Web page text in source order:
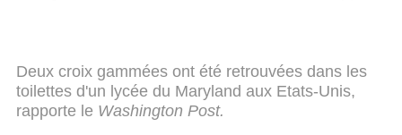
Deux croix gammées ont été retrouvées dans les
toilettes d'un lycée du Maryland aux Etats-Unis,
rapporte le Washington Post.